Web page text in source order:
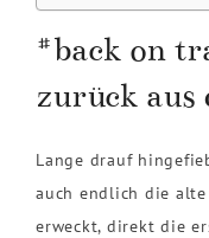
#back on
zurück
Lange drauf
auch endlich die
erweckt, direkt die